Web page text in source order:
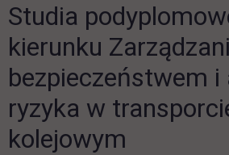
Studia
kierunku
bezpieczeństwem i
ryzyka w
kolejowym